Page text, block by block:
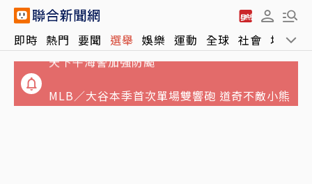
即時 熱門 要聞 選舉 娛樂 運動 全球 社會 地方
天下午海警加強防颱
慘吞今年最長6連敗